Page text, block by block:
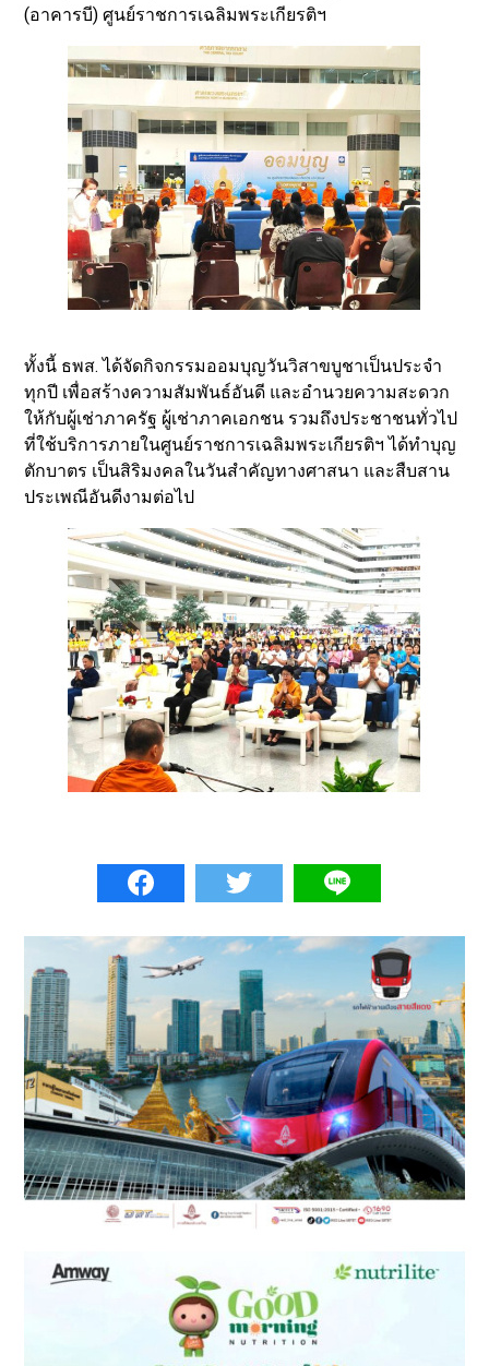
(อาคารบี) ศูนย์ราชการเฉลิมพระเกียรติฯ
ทั้งนี้ ธพส. ได้จัดกิจกรรมออมบุญวันวิสาขบูชาเป็นประจำ
ทุกปี เพื่อสร้างความสัมพันธ์อันดี และอำนวยความสะดวก
ให้กับผู้เช่าภาครัฐ ผู้เช่าภาคเอกชน รวมถึงประชาชนทั่วไป
ที่ใช้บริการภายในศูนย์ราชการเฉลิมพระเกียรติฯ ได้ทำบุญ
ตักบาตร เป็นสิริมงคลในวันสำคัญทางศาสนา และสืบสาน
ประเพณีอันดีงามต่อไป